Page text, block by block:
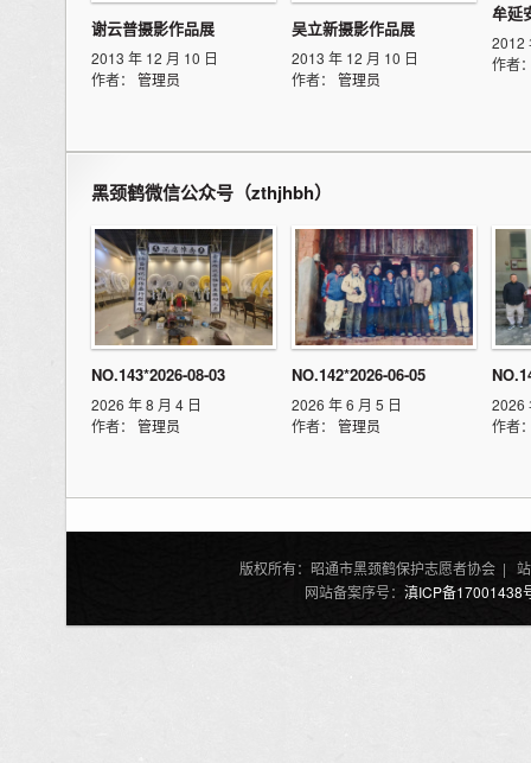
谢云普摄影作品展
2013 年 12 月 10 日
作者： 管理员
吴立新摄影作品展
2013 年 12 月 10 日
作者： 管理员
牟延
2012
作者
黑颈鹤微信公众号（zthjhbh）
NO.143*2026-08-03
2026 年 8 月 4 日
作者： 管理员
NO.142*2026-06-05
2026 年 6 月 5 日
作者： 管理员
2026
作者
版权所有：昭通市黑颈鹤保护志愿者协会 |
网站备案序号： 滇ICP备17001438